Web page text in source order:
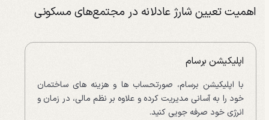
اهمیت تعیین شارژ عادلانه در مجتمع‌های مسکونی
اپلیکیشن برسام
با اپلیکیشن برسام، صورتحساب ها و هزینه های ساختمان
خود را به آسانی مدیریت کرده و علاوه بر نظم مالی، در زمان و
انرژی خود صرفه جویی کنید.